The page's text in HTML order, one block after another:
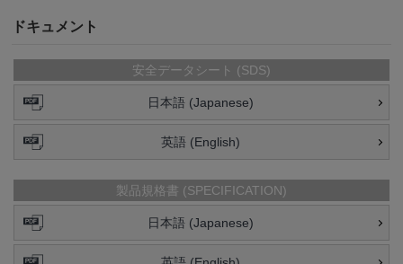
ドキュメント
安全データシート (SDS)
日本語 (Japanese)
英語 (English)
製品規格書 (SPECIFICATION)
日本語 (Japanese)